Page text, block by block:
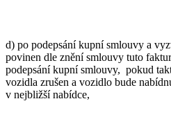
d) po podepsání kupní smlouvy a
povinen dle znění smlouvy tuto
podepsání kupní smlouvy, pokud
vozidla zrušen a vozidlo bude
v nejbližší nabídce,